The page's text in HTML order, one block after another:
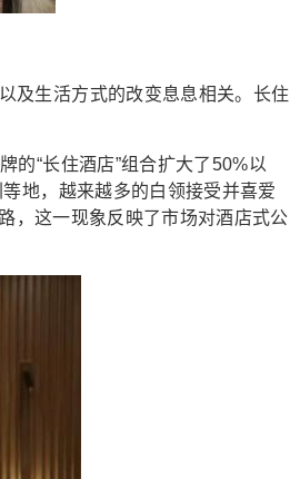
及生活方式的改变息息相关。长住
的“长住酒店”组合扩大了50%以
地，越来越多的白领接受并喜爱
，这一现象反映了市场对酒店式公